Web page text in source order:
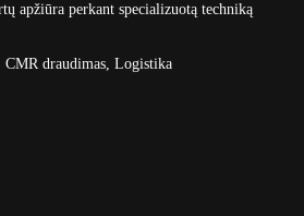
apžiūra perkant specializuotą techniką
CMR draudimas, Logistika